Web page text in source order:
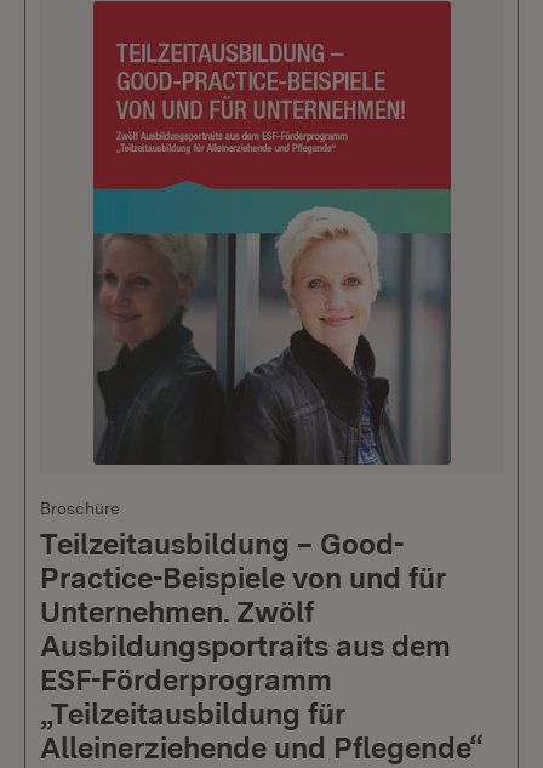
Broschüre
Teilzeitausbildung – Good-
Practice-Beispiele von und für
Unternehmen. Zwölf
Ausbildungsportraits aus dem
ESF-Förderprogramm
„Teilzeitausbildung für
Alleinerziehende und Pflegende“